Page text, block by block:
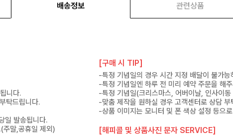
배송정보 관련상품
니다.
탁드립니다.
일 발송됩니다.
주말,공휴일 제외)
[구매 시 TIP]
-특정 기념일의 경우 시간 지정 배달이 불가
-특정 기념일엔 하루 전 미리 예약 주문을 해
-특정 기념일(크리스마스, 어버이날, 인사이
-맞춤 제작을 원하실 경우 고객센터로 상담 부
-상품 이미지는 모니터 및 폰 색상 설정 등으
[해피콜 및 상품사진 문자 SERVICE]